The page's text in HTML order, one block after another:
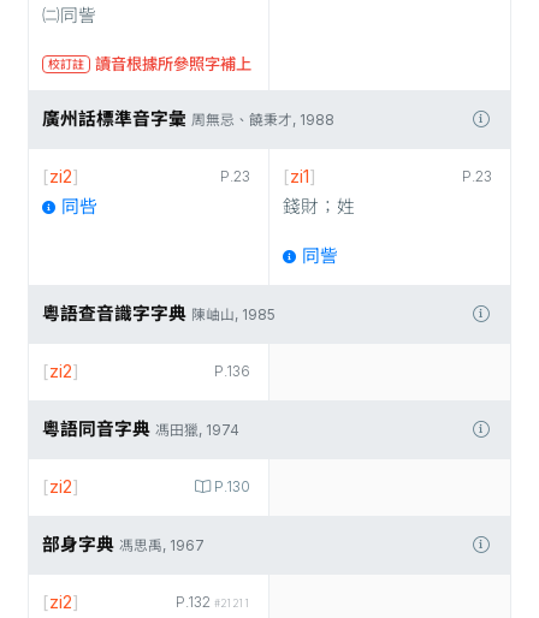
㈡同訾
校訂註 讀音根據所參照字補上
廣州話標準音字彙 周無忌、饒秉才, 1988
P.23
[zi2]
同呰
P.23
[zi1]
錢財；姓
同訾
粵語查音識字字典 陳岫山, 1985
P.136
[zi2]
粵語同音字典 馮田獵, 1974
P.130
[zi2]
部身字典 馮思禹, 1967
P.132 #21211
[zi2]